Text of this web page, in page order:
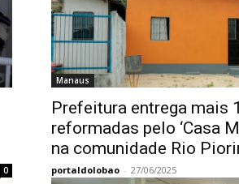
0
Manaus
Prefeitura entrega mais
reformadas pelo ‘Casa
na comunidade Rio
portaldolobao - 27/06/2025